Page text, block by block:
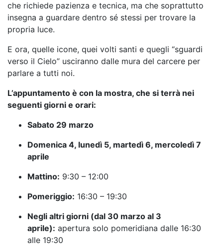
che richiede pazienza e tecnica, ma che soprattutto
insegna a guardare dentro sé stessi per trovare la
propria luce.
E ora, quelle icone, quei volti santi e quegli “sguardi
verso il Cielo” usciranno dalle mura del carcere per
parlare a tutti noi.
L’appuntamento è con la mostra, che si terrà nei
seguenti giorni e orari:
Sabato 29 marzo
Domenica 4, lunedì 5, martedì 6, mercoledì 7
aprile
Mattino: 9:30 – 12:00
Pomeriggio: 16:30 – 19:30
Negli altri giorni (dal 30 marzo al 3
aprile): apertura solo pomeridiana dalle 16:30
alle 19:30